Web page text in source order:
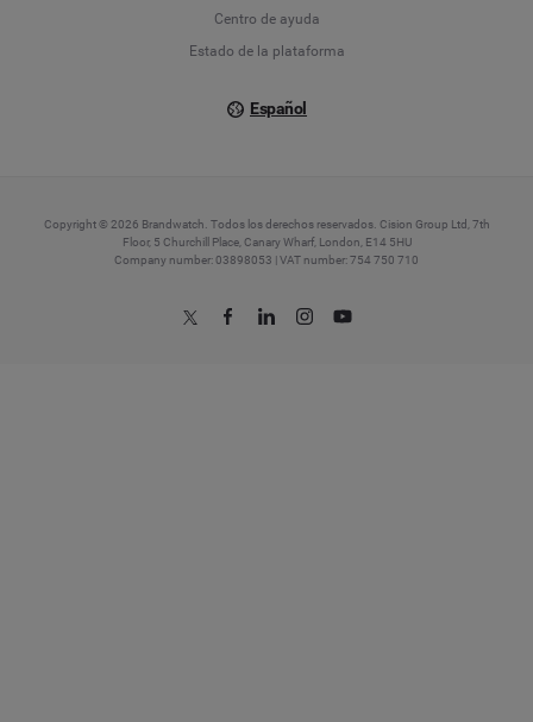
Centro de ayuda
Estado de la plataforma
Español
Copyright © 2026 Brandwatch. Todos los derechos reservados. Cision Group Ltd, 7th
Floor, 5 Churchill Place, Canary Wharf, London, E14 5HU
Company number: 03898053 | VAT number: 754 750 710